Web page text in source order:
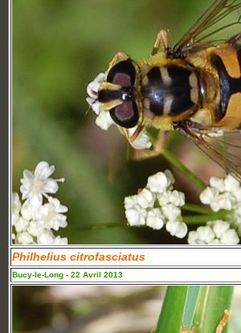
Philhelius citrofasciatus
Bucy-le-Long - 22 Avril 2013